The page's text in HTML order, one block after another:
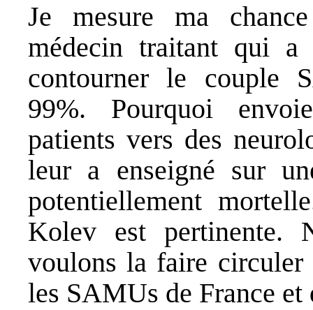
Je mesure ma
médecin traitant qui
contourner le couple
99%. Pourquoi
patients vers des
leur a enseigné sur
potentiellement
Kolev est pertinente.
voulons la faire circuler
les SAMUs de France